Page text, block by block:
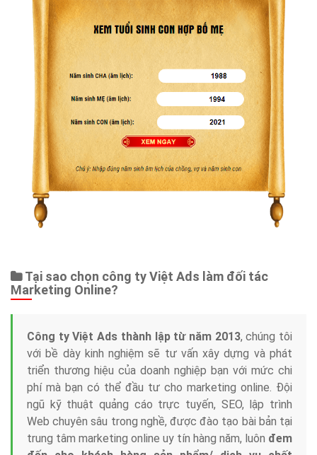
Tại sao chọn công ty Việt Ads làm đối tác
Marketing Online?
Công ty Việt Ads thành lập từ năm 2013, chúng tôi
với bề dày kinh nghiệm sẽ tư vấn xây dựng và phát
triển thương hiệu của doanh nghiệp bạn với mức chi
phí mà bạn có thể đầu tư cho marketing online. Đội
ngũ kỹ thuật quảng cáo trực tuyến, SEO, lập trình
Web chuyên sâu trong nghề, được đào tạo bài bản tại
trung tâm marketing online uy tín hàng năm, luôn đem